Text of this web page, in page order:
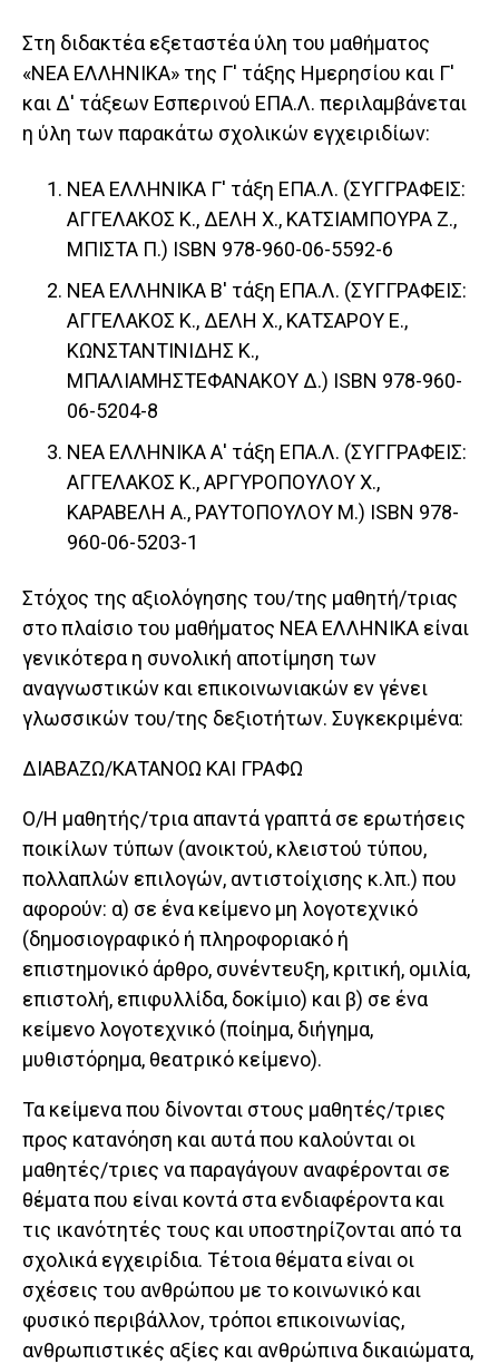
Στη διδακτέα εξεταστέα ύλη του μαθήματος
«ΝΕΑ ΕΛΛΗΝΙΚΑ» της Γ' τάξης Ημερησίου και Γ'
και Δ' τάξεων Εσπερινού ΕΠΑ.Λ. περιλαμβάνεται
η ύλη των παρακάτω σχολικών εγχειριδίων:
ΝΕΑ ΕΛΛΗΝΙΚΑ Γ' τάξη ΕΠΑ.Λ. (ΣΥΓΓΡΑΦΕΙΣ:
ΑΓΓΕΛΑΚΟΣ Κ., ΔΕΛΗ X., ΚΑΤΣΙΑΜΠΟΥΡΑ Ζ.,
ΜΠΙΣΤΑ Π.) ISBN 978-960-06-5592-6
ΝΕΑ ΕΛΛΗΝΙΚΑ Β' τάξη ΕΠΑ.Λ. (ΣΥΓΓΡΑΦΕΙΣ:
ΑΓΓΕΛΑΚΟΣ Κ., ΔΕΛΗ X., ΚΑΤΣΑΡΟΥ Ε.,
ΚΩΝΣΤΑΝΤΙΝΙΔΗΣ Κ.,
ΜΠΑΛΙΑΜΗΣΤΕΦΑΝΑΚΟΥ Δ.) ISBN 978-960-
06-5204-8
ΝΕΑ ΕΛΛΗΝΙΚΑ Α' τάξη ΕΠΑ.Λ. (ΣΥΓΓΡΑΦΕΙΣ:
ΑΓΓΕΛΑΚΟΣ Κ., ΑΡΓΥΡΟΠΟΥΛΟΥ X.,
ΚΑΡΑΒΕΛΗ Α., ΡΑΥΤΟΠΟΥΛΟΥ Μ.) ISBN 978-
960-06-5203-1
Στόχος της αξιολόγησης του/της μαθητή/τριας
στο πλαίσιο του μαθήματος ΝΕΑ ΕΛΛΗΝΙΚΑ είναι
γενικότερα η συνολική αποτίμηση των
αναγνωστικών και επικοινωνιακών εν γένει
γλωσσικών του/της δεξιοτήτων. Συγκεκριμένα:
ΔΙΑΒΑΖΩ/ΚΑΤΑΝΟΩ ΚΑΙ ΓΡΑΦΩ
Ο/Η μαθητής/τρια απαντά γραπτά σε ερωτήσεις
ποικίλων τύπων (ανοικτού, κλειστού τύπου,
πολλαπλών επιλογών, αντιστοίχισης κ.λπ.) που
αφορούν: α) σε ένα κείμενο μη λογοτεχνικό
(δημοσιογραφικό ή πληροφοριακό ή
επιστημονικό άρθρο, συνέντευξη, κριτική, ομιλία,
επιστολή, επιφυλλίδα, δοκίμιο) και β) σε ένα
κείμενο λογοτεχνικό (ποίημα, διήγημα,
μυθιστόρημα, θεατρικό κείμενο).
Τα κείμενα που δίνονται στους μαθητές/τριες
προς κατανόηση και αυτά που καλούνται οι
μαθητές/τριες να παραγάγουν αναφέρονται σε
θέματα που είναι κοντά στα ενδιαφέροντα και
τις ικανότητές τους και υποστηρίζονται από τα
σχολικά εγχειρίδια. Τέτοια θέματα είναι οι
σχέσεις του ανθρώπου με το κοινωνικό και
φυσικό περιβάλλον, τρόποι επικοινωνίας,
ανθρωπιστικές αξίες και ανθρώπινα δικαιώματα,